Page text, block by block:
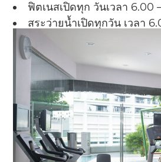
ฟิตเนสเปิดทุก วันเวลา 6.00
สระว่ายน้ำเปิดทุกวัน เวลา